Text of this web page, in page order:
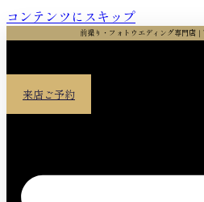
コンテンツにスキップ
前撮り・フォトウエディング専門店
来店ご予約